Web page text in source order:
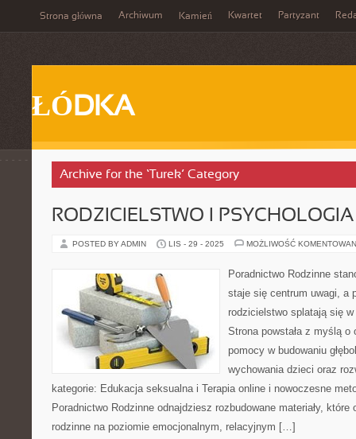
Strona główna Archiwum Kamień Kwartet Partyzant
ŁÓDKA
Archive for the ‘Turek’ Category
RODZICIELSTWO I
POSTED BY ADMIN LIS - 29 - 2025 MOŻLIWOŚĆ
Poradnictwo Rodzinne
staje się centrum uwagi, a
rodzicielstwo splatają się
Strona powstała z myślą
pomocy w budowaniu
wychowania dzieci oraz
kategorie: Edukacja seksualna i Terapia online i nowoczesne
Poradnictwo Rodzinne odnajdziesz rozbudowane materiały,
rodzinne na poziomie emocjonalnym, relacyjnym […]